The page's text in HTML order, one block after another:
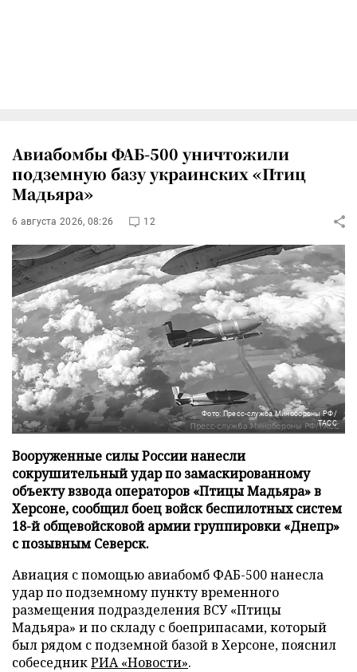
Авиабомбы ФАБ-500 уничтожили
подземную базу украинских «Птиц
Мадьяра»
6 августа 2026, 08:26 12
Фото: Пресс-служба Минобороны РФ/
ТАСС
Вооруженные силы России нанесли
сокрушительный удар по замаскированному
объекту взвода операторов «Птицы Мадьяра» в
Херсоне, сообщил боец войск беспилотных систем
18-й общевойсковой армии группировки «Днепр»
с позывным Северск.
Авиация с помощью авиабомб ФАБ-500 нанесла
удар по подземному пункту временного
размещения подразделения ВСУ «Птицы
Мадьяра» и по складу с боеприпасами, который
был рядом с подземной базой в Херсоне, пояснил
собеседникРИА «Новости».